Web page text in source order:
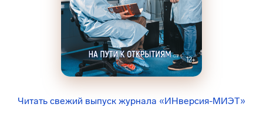
Читать свежий выпуск журнала «ИНверсия-МИЭТ»